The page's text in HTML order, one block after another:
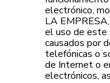
electrónico,
LA
el uso de este
causados por
telefónicas o
de Internet o
electrónicos,